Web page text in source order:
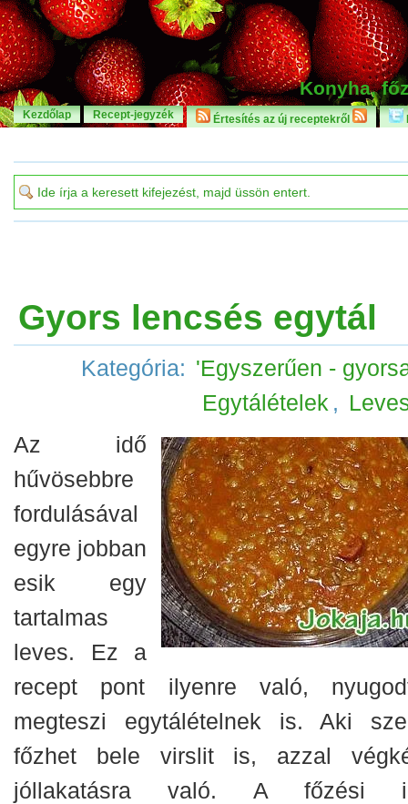
Konyha,
Kezdőlap Recept-jegyzék Értesítés az új receptekről
Gyors lencsés egytál
Kategória: 'Egyszerűen -
Egytálételek ,
Az idő
hűvösebbre
fordulásával
egyre jobban
esik egy
tartalmas
leves. Ez a
recept pont ilyenre való,
megteszi egytálételnek is. Aki
főzhet bele virslit is, azzal
jóllakatásra való. A főzési